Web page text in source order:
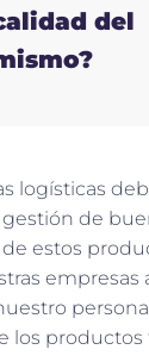
del
logísticas
de
estos
empresas
los productos